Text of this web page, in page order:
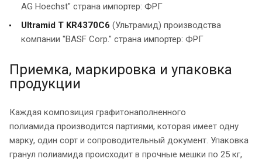
AG Hoechst" страна импортер: ФРГ
Ultramid Т KR4370С6 (Ультрамид) производства
компании "BASF Corp." страна импортер: ФРГ
Приемка, маркировка и упаковка
продукции
Каждая композиция графитонаполненного
полиамида производится партиями, которая имеет одну
марку, один сорт и сопроводительный документ. Упаковка
гранул полиамида происходит в прочные мешки по 25 кг,